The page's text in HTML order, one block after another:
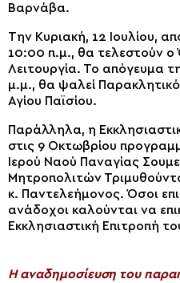
Βαρνάβα.
Την Κυριακή, 12 Ιουλίου,
10:00 π.μ., θα τελεστούν ο
Λειτουργία. Το απόγευμα
μ.μ., θα ψαλεί
Αγίου Παϊσίου.
Παράλληλα, η
στις 9 Οκτωβρίου
Ιερού Ναού Παναγίας
Μητροπολιτών
κ. Παντελεήμονος. Όσοι
ανάδοχοι καλούνται να
Εκκλησιαστική Επιτροπή
H αναδημοσίευση του